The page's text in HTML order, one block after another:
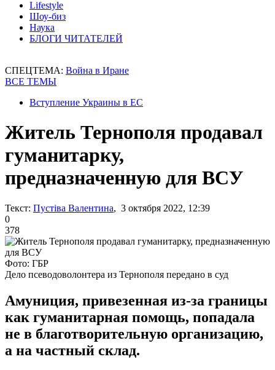
Lifestyle
Шоу-биз
Наука
БЛОГИ ЧИТАТЕЛЕЙ
СПЕЦТЕМА: Война в Иране
ВСЕ ТЕМЫ
Вступление Украины в ЕС
Житель Тернополя продавал
гуманитарку,
предназначенную для ВСУ
Текст: Пустіва Валентина, 3 октября 2022, 12:39
0
378
Фото: ГБР
Дело псеводоволонтера из Тернополя передано в суд
Амуниция, привезенная из-за границы
как гуманитарная помощь, попадала
не в благотворительную организацию,
а на частный склад.